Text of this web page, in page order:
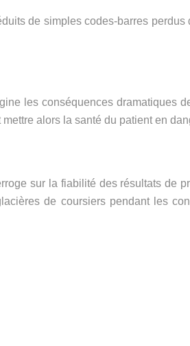
de simples codes-barres
les conséquences dramatiques
alors la santé du patient en
sur la fiabilité des résultats de
de coursiers pendant les